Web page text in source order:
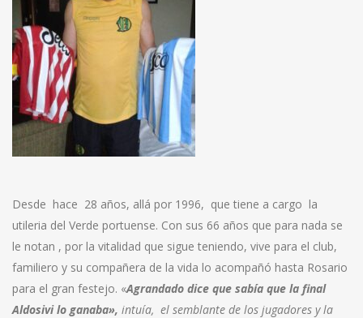
Desde hace 28 años, allá por 1996, que tiene a cargo la
utileria del Verde portuense. Con sus 66 años que para nada se
le notan , por la vitalidad que sigue teniendo, vive para el club,
familiero y su compañera de la vida lo acompañó hasta Rosario
para el gran festejo. «Agrandado dice que sabía que la final
Aldosivi lo ganaba», intuía, el semblante de los jugadores y la